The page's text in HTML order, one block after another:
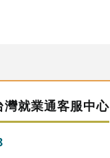
就業通客服中心